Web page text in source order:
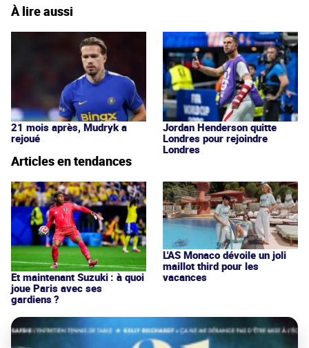
À lire aussi
21 mois après, Mudryk a
rejoué
Jordan Henderson quitte
Londres pour rejoindre
Londres
Articles en tendances
Et maintenant Suzuki : à quoi
joue Paris avec ses
gardiens ?
L'AS Monaco dévoile un joli
maillot third pour les
vacances